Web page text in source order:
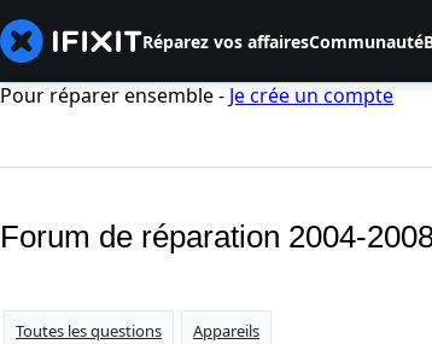
Réparez vos affairesCommunauté
Pour réparer ensemble - Je crée un compte
Forum de réparation 2004-
Toutes les questions Appareils